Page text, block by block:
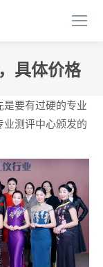
具体价格
是要有过硬的专业
测评中心颁发的